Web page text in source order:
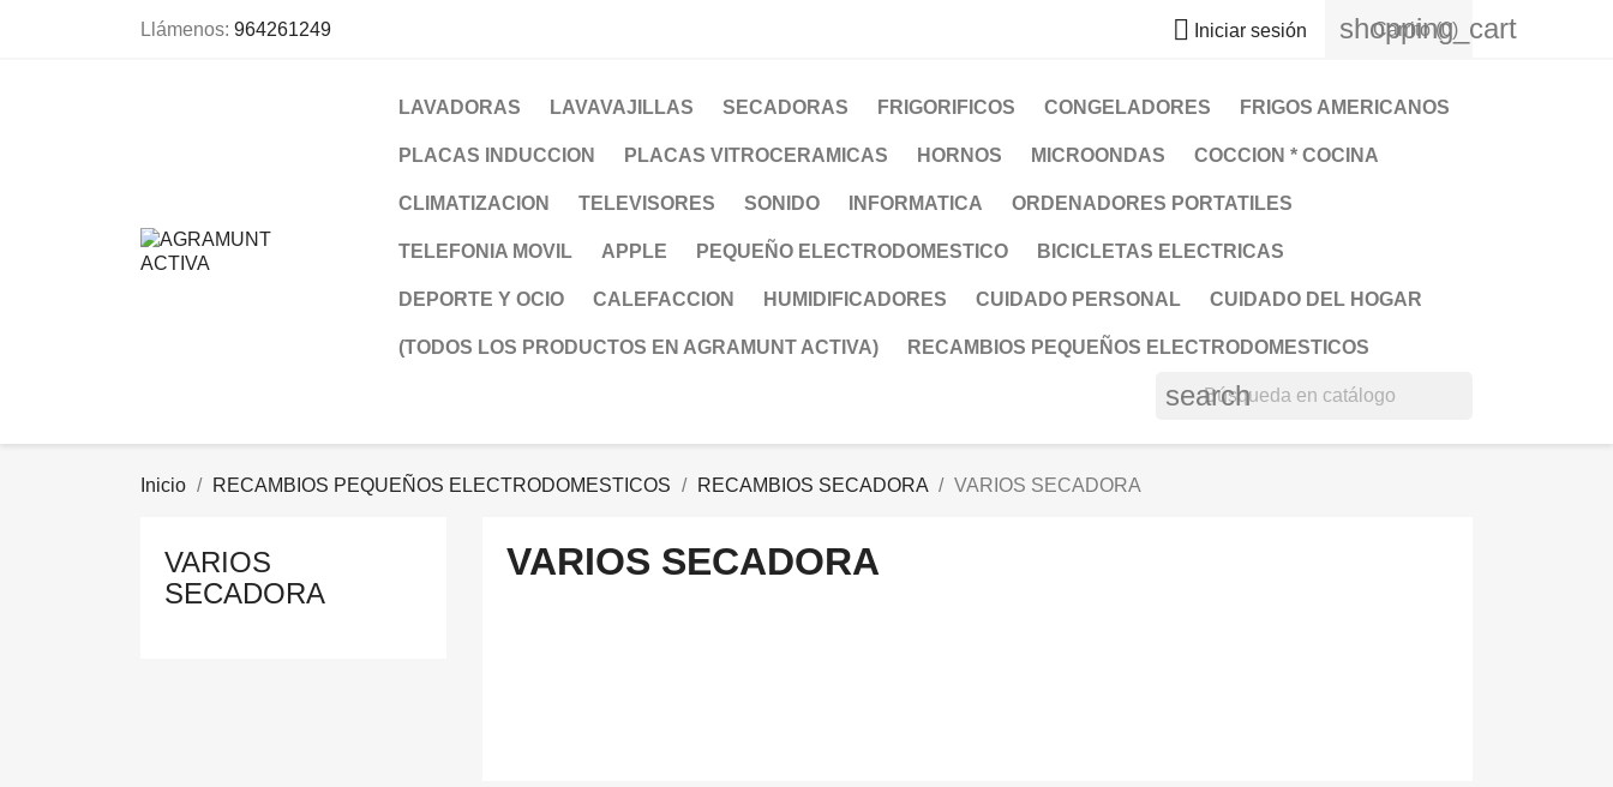
Llámenos: 964261249  Iniciar sesión shopping_cart
Carrito (0)
LAVADORAS LAVAVAJILLAS SECADORAS FRIGORIFICOS CONGELADORES FRIGOS AMERICANOS
PLACAS INDUCCION PLACAS VITROCERAMICAS HORNOS MICROONDAS COCCION * COCINA
CLIMATIZACION TELEVISORES SONIDO INFORMATICA ORDENADORES PORTATILES
TELEFONIA MOVIL APPLE PEQUEÑO ELECTRODOMESTICO BICICLETAS ELECTRICAS
DEPORTE Y OCIO CALEFACCION HUMIDIFICADORES CUIDADO PERSONAL CUIDADO DEL HOGAR
(TODOS LOS PRODUCTOS EN AGRAMUNT ACTIVA) RECAMBIOS PEQUEÑOS ELECTRODOMESTICOS
search
Inicio RECAMBIOS PEQUEÑOS ELECTRODOMESTICOS RECAMBIOS SECADORA VARIOS SECADORA
VARIOS
SECADORA
VARIOS SECADORA